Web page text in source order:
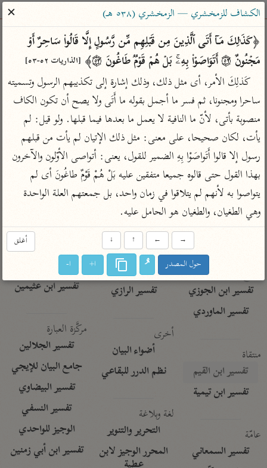
ساهم معنا في نشر القرآن والعلم الشرعي
الباحث القرآني
بحث تفسير علوم مصاحف
Type 2 or more characters for results.
Type 1 or more
characters for results.
أمّهات
تفسير الطبري
تفسير ابن كثير
تفسير القرطبي
تفسير البغوي
جمع الأقوال
تفسير ابن الجوزي
تفسير الماوردي
منتقاة
تفسير ابن القيم
تفسير ابن تيمية
عامّة
تفسير السمعاني
عامّة
فتح البيان للقنوجي
فتح القدير للشوكاني
تفسير ابن جزي
موسوعات
تفسير الآلوسي
تفسير الرازي
أخرى
أضواء البيان
نظم الدرر للبقاعي
لغة وبلاغة
التحرير والتنوير
المحرر الوجيز لابن
معاصرة
الميسر
المختصر في
التفسير
تفسير السعدي
أيسر التفاسير
القرآن – تدبر وعمل
تفسير ابن عثيمين
مركَّزة العبارة
تفسير الجلالين
جامع البيان للإيجي
تفسير البيضاوي
تفسير النسفي
الوجيز للواحدي
تفسير ابن أبي زمنين
الكشاف للزمخشري — الزمخشري (٥٣٨ هـ)
✕
﴿كَذَ ٰ⁠لِكَ مَاۤ أَتَى ٱلَّذِینَ مِن قَبۡلِهِم مِّن رَّسُولٍ إِلَّا قَالُوا۟ سَاحِرٌ أَوۡ
مَجۡنُونٌ ۝٥٢ أَتَوَاصَوۡا۟ بِهِۦۚ بَلۡ هُمۡ قَوۡمࣱ طَاغُونَ ۝٥٣﴾
[الذاريات ٥٢-٥٣]
وهي الطغيان، والطغيان هو الحامل عليه.
أغلق →
←
↑
↓
حول المصدر ا+ ا-